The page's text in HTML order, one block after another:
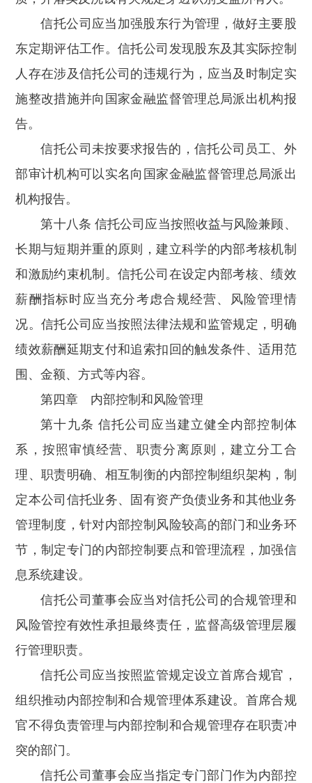
信托公司应当加强股东行为管理，做好主要股
东定期评估工作。信托公司发现股东及其实际控制
人存在涉及信托公司的违规行为，应当及时制定实
施整改措施并向国家金融监督管理总局派出机构报
告。
信托公司未按要求报告的，信托公司员工、外
部审计机构可以实名向国家金融监督管理总局派出
机构报告。
第十八条 信托公司应当按照收益与风险兼顾、
长期与短期并重的原则，建立科学的内部考核机制
和激励约束机制。信托公司在设定内部考核、绩效
薪酬指标时应当充分考虑合规经营、风险管理情
况。信托公司应当按照法律法规和监管规定，明确
绩效薪酬延期支付和追索扣回的触发条件、适用范
围、金额、方式等内容。
第四章 内部控制和风险管理
第十九条 信托公司应当建立健全内部控制体
系，按照审慎经营、职责分离原则，建立分工合
理、职责明确、相互制衡的内部控制组织架构，制
定本公司信托业务、固有资产负债业务和其他业务
管理制度，针对内部控制风险较高的部门和业务环
节，制定专门的内部控制要点和管理流程，加强信
息系统建设。
信托公司董事会应当对信托公司的合规管理和
风险管控有效性承担最终责任，监督高级管理层履
行管理职责。
信托公司应当按照监管规定设立首席合规官，
组织推动内部控制和合规管理体系建设。首席合规
官不得负责管理与内部控制和合规管理存在职责冲
突的部门。
信托公司董事会应当指定专门部门作为内部控